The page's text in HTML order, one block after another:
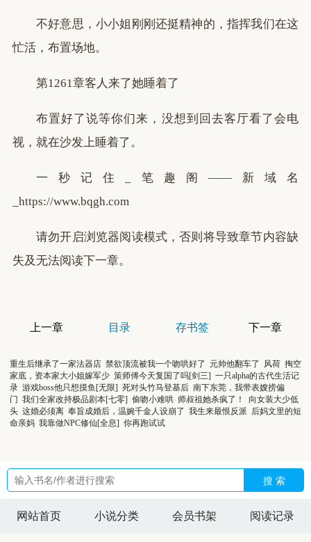
不好意思，小小姐刚刚还挺精神的，指挥我们在这
忙活，布置场地。
第1261章客人来了她睡着了
布置好了说等你们来，没想到回去客厅看了会电
视，就在沙发上睡着了。
一秒记住_笔趣阁——新域名
_https://www.bqgh.com
请勿开启浏览器阅读模式，否则将导致章节内容缺
失及无法阅读下一章。
上一章 目录 存书签 下一章
重生后继承了一家法器店 禁欲顶流被我一个吻哄好了 元帅他翻车了 风荷 掏空
家底，资本家大小姐嫁军少 策师傅今天复国了吗[剑三] 一只alpha的古代生活记
录 游戏boss他只想摸鱼[无限] 死对头竹马登基后 南下东莞，我带表嫂捞偏
门 我们全家改持极品剧本[七零] 偷吻小难哄 师叔祖她杀疯了！
向女装大少低
头 这婚必须离 奉旨成婚后，温婉千金人设崩了 我生来最恨反派 后妈文里的短
命亲妈 我靠做NPC修仙[全息] 你再跑试试
搜 索
网站首页 小说分类 会员书架 阅读记录